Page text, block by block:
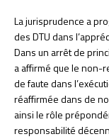
La jurisprudence a
des DTU dans
Dans un arrêt de
a affirmé que le non-
de faute dans
réaffirmée dans de
ainsi le rôle
responsabilité